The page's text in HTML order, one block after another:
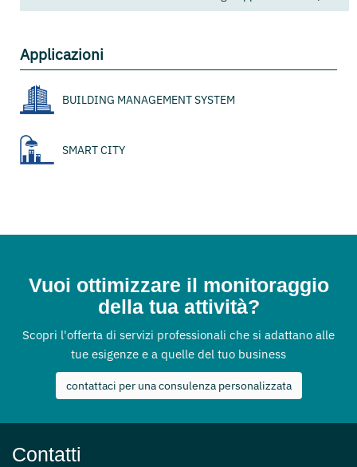
Applicazioni
BUILDING MANAGEMENT SYSTEM
SMART CITY
Vuoi ottimizzare il monitoraggio
della tua attività?
Scopri l'offerta di servizi professionali che si adattano alle
tue esigenze e a quelle del tuo business
contattaci per una consulenza personalizzata
Contatti